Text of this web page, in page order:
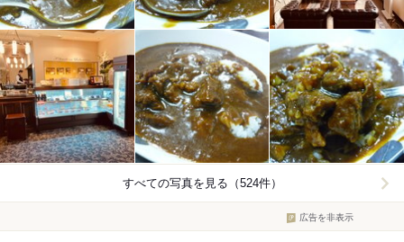
すべての写真を見る（524件）
広告を非表示